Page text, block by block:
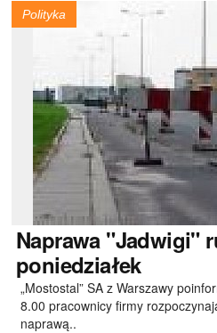
Polityka
Naprawa"Jadwigi"
poniedziałek
„Mostostal” SA z Warszawy
8.00 pracownicy firmy
naprawą..